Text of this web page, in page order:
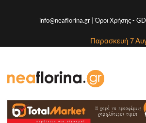
info@neaflorina.gr |Όροι Χρήσης-
Παρασκευή 7